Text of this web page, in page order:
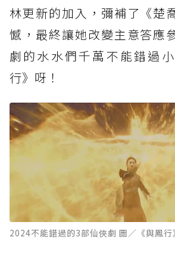
林更新的加入，彌補了《楚
憾，最終讓她改變主意答應
劇的水水們千萬不能錯過
行》呀！
2024不能錯過的3部仙俠劇 圖／《與鳳行